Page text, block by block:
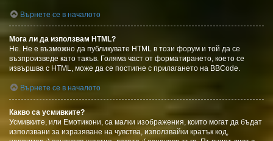
Върнете се в началото
Мога ли да използвам HTML?
Не. Не е възможно да публикувате HTML в този форум и той да се
възпроизведе като такъв. Голяма част от форматирането, което се
извършва с HTML, може да се постигне с прилагането на BBCode.
Върнете се в началото
Какво са усмивките?
Усмивките, или Емотикони, са малки изображения, които могат да бъдат
използвани за изразяване на чувства, използвайки кратък код,